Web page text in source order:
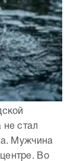
не стал
Мужчина
Во